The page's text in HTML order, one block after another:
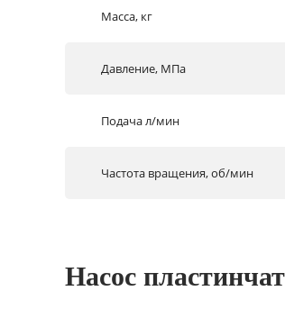
Масса, кг
Давление, МПа
Подача л/мин
Частота вращения, об/мин
Насос